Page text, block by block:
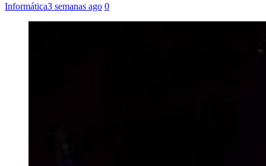
Informática3 semanas ago 0